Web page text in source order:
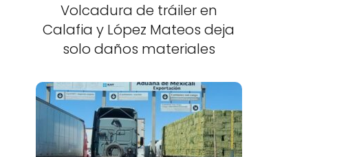
Volcadura de tráiler en
Calafia y López Mateos deja
solo daños materiales